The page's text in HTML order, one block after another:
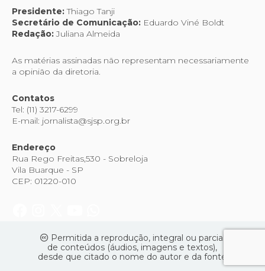
Presidente:Thiago Tanji
Secretário de Comunicação: Eduardo Viné Boldt
Redação:Juliana Almeida
As matérias assinadas não representam necessariamente
a opinião da diretoria.
Contatos
Tel: (11) 3217-6299
E-mail: jornalista@sjsp.org.br
Endereço
Rua Rego Freitas,530 - Sobreloja
Vila Buarque - SP
CEP: 01220-010
Permitida a reprodução, integral ou parcial
de conteúdos (áudios, imagens e textos),
desde que citado o nome do autor e da fonte